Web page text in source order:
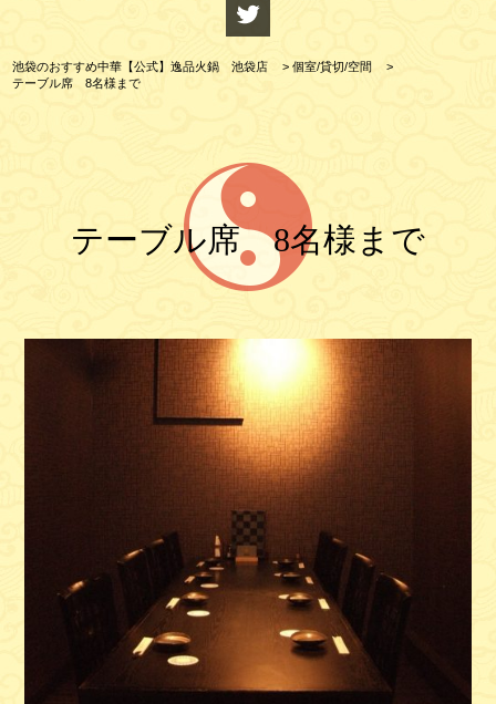
池袋のおすすめ中華【公式】逸品火鍋 池袋店 >個室/貸切/空間
>
テーブル席 8名様まで
テーブル席 8名様まで